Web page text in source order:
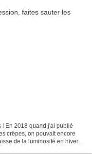
! En 2018 quand j'ai publié
crêpes, on pouvait encore
de la luminosité en hiver.